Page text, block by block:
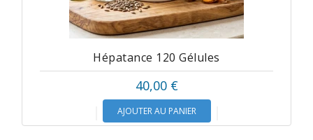
Hépatance 120 Gélules
40,00 €
AJOUTER AU PANIER